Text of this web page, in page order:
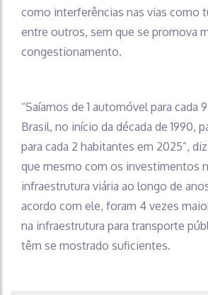
como interferências nas vias como
entre outros, sem que se promova
congestionamento.
“Saíamos de 1 automóvel para cada
Brasil, no início da década de 1990,
para cada 2 habitantes em 2025”,
que mesmo com os investimentos
infraestrutura viária ao longo de
acordo com ele, foram 4 vezes
na infraestrutura para transporte
têm se mostrado suficientes.